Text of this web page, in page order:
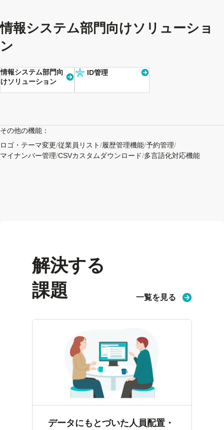
情報システム部門向けソリューショ
ン
情報システム部門向
けソリューション
ID管理
その他の機能：
ロゴ・テーマ変更/従業員リスト/履歴管理機能/予約管理/
マイナンバー管理/CSVカスタムダウンロード/多言語化対応機能
解決する
課題
一覧を見る
データにもとづいた人員配置・